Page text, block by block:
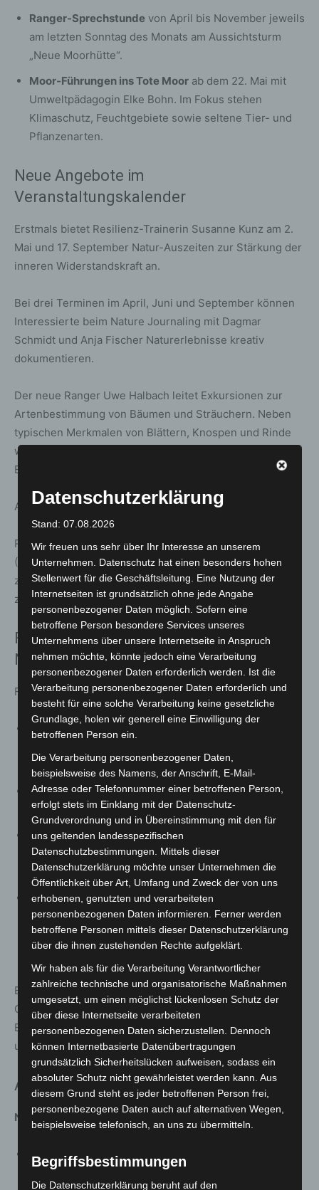
Ranger-Sprechstunde von April bis November jeweils
am letzten Sonntag des Monats am Aussichtsturm
„Neue Moorhütte“.
Moor-Führungen ins Tote Moor ab dem 22. Mai mit
Umweltpädagogin Elke Bohn. Im Fokus stehen
Klimaschutz, Feuchtgebiete sowie seltene Tier- und
Pflanzenarten.
Neue Angebote im
Veranstaltungskalender
Erstmals bietet Resilienz-Trainerin Susanne Kunz am 2.
Mai und 17. September Natur-Auszeiten zur Stärkung der
inneren Widerstandskraft an.
Bei drei Terminen im April, Juni und September können
Interessierte beim Nature Journaling mit Dagmar
Schmidt und Anja Fischer Naturerlebnisse kreativ
dokumentieren.
Der neue Ranger Uwe Halbach leitet Exkursionen zur
Artenbestimmung von Bäumen und Sträuchern. Neben
typischen Merkmalen von Blättern, Knospen und Rinde
werden Klimastabilität sowie Auswirkungen auf den
Bodenwasserhaushalt thematisiert.
Auch für Fahrradbegeisterte gibt es vielfältige Angebote:
Rolf Kirchner führt unter anderem zu Storchennestern
(18. April), zur historischen Steinhuder-Meer-Bahn und
zur Windmühle Paula (23. Juni und 15. September) sowie
zur Teichwirtschaft Poggenhagen (21. August).
Familienprogramm mit Kreativ- und
Naturerlebnissen
Familien erwartet ein breites Mitmachprogramm:
Am 11. März lernen Kinder mit Waldpädagogin Sina
an.
Am Ostersonntag, 5. April, entstehen Mooshasen und
Flechtkörbe.
Aquarellkurse in den Oster-, Sommer- und
Herbstferien mit Tanja Repenning verbinden
Exkursion und kreatives Gestalten.
Der Workshop „Folgen wir Flipsi“ (24. März) in
Kooperation mit der Klimaschutzagentur Mittelweser
sensibilisiert Familien spielerisch für Müllvermeidung
und Ressourcenschutz.
Eine Sonderausstellung zum Thema Biber findet am
Ostermontag, 6. April, im Naturpark-Haus Mardorf statt.
Biber-Experte Holger Machulla beantwortet Fragen rund
um die heimischen Nager.
Ausstellungen ab 1. März geöffnet
Naturpark-Scheune Steinhude
Öffnungszeiten ab 1. März: Mittwoch bis Sonntag, 12–
17 Uhr
Datenschutzerklärung
Stand: 07.08.2026
Wir freuen uns sehr über Ihr Interesse an unserem
Unternehmen. Datenschutz hat einen besonders hohen
Stellenwert für die Geschäftsleitung. Eine Nutzung der
Internetseiten ist grundsätzlich ohne jede Angabe
personenbezogener Daten möglich. Sofern eine
betroffene Person besondere Services unseres
Unternehmens über unsere Internetseite in Anspruch
nehmen möchte, könnte jedoch eine Verarbeitung
personenbezogener Daten erforderlich werden. Ist die
Verarbeitung personenbezogener Daten erforderlich und
besteht für eine solche Verarbeitung keine gesetzliche
Grundlage, holen wir generell eine Einwilligung der
betroffenen Person ein.
Die Verarbeitung personenbezogener Daten,
beispielsweise des Namens, der Anschrift, E-Mail-
Adresse oder Telefonnummer einer betroffenen Person,
erfolgt stets im Einklang mit der Datenschutz-
Grundverordnung und in Übereinstimmung mit den für
uns geltenden landesspezifischen
Datenschutzbestimmungen. Mittels dieser
Datenschutzerklärung möchte unser Unternehmen die
Öffentlichkeit über Art, Umfang und Zweck der von uns
erhobenen, genutzten und verarbeiteten
personenbezogenen Daten informieren. Ferner werden
betroffene Personen mittels dieser Datenschutzerklärung
über die ihnen zustehenden Rechte aufgeklärt.
Wir haben als für die Verarbeitung Verantwortlicher
zahlreiche technische und organisatorische Maßnahmen
umgesetzt, um einen möglichst lückenlosen Schutz der
über diese Internetseite verarbeiteten
personenbezogenen Daten sicherzustellen. Dennoch
können Internetbasierte Datenübertragungen
grundsätzlich Sicherheitslücken aufweisen, sodass ein
absoluter Schutz nicht gewährleistet werden kann. Aus
diesem Grund steht es jeder betroffenen Person frei,
personenbezogene Daten auch auf alternativen Wegen,
beispielsweise telefonisch, an uns zu übermitteln.
Begriffsbestimmungen
Die Datenschutzerklärung beruht auf den